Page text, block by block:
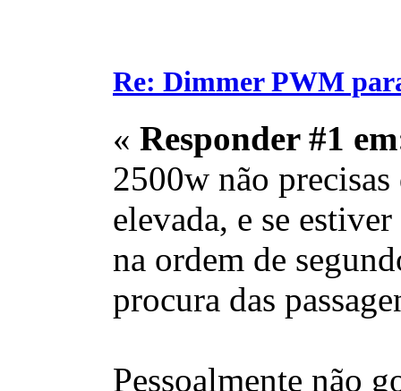
Re: Dimmer PWM
« Responder #1
2500w não
elevada, e se
na ordem de
procura das
Pessoalmente não